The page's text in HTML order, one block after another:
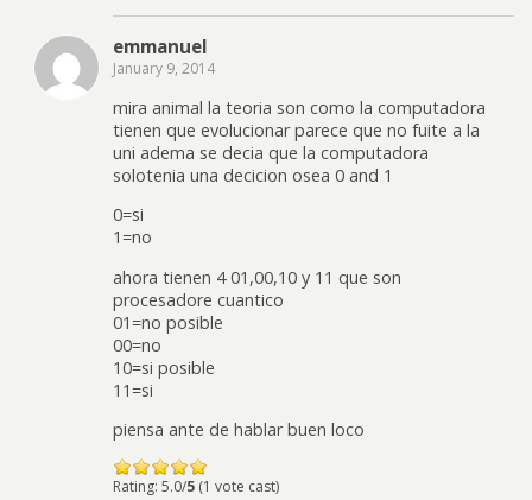
emmanuel
January 9, 2014
mira animal la teoria son como la computadora
tienen que evolucionar parece que no fuite a la
uni adema se decia que la computadora
solotenia una decicion osea 0 and 1
0=si
1=no
ahora tienen 4 01,00,10 y 11 que son
procesadore cuantico
01=no posible
00=no
10=si posible
11=si
piensa ante de hablar buen loco
Rating: 5.0/5 (1 vote cast)